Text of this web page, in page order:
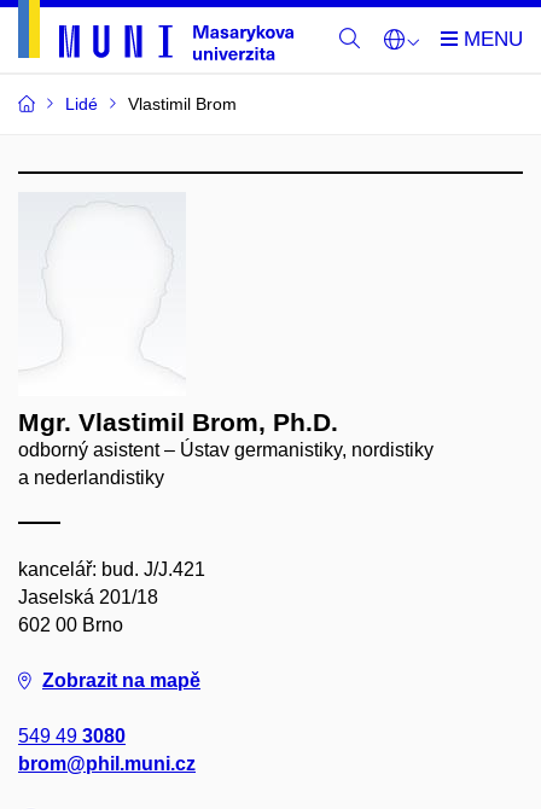
Lidé Vlastimil Brom
Mgr. Vlastimil Brom, Ph.D.
odborný asistent – Ústav germanistiky, nordistiky
a nederlandistiky
kancelář: bud. J/J.421
Jaselská 201/18
602 00 Brno
Zobrazit na mapě
549 49 3080
brom@phil.muni.cz